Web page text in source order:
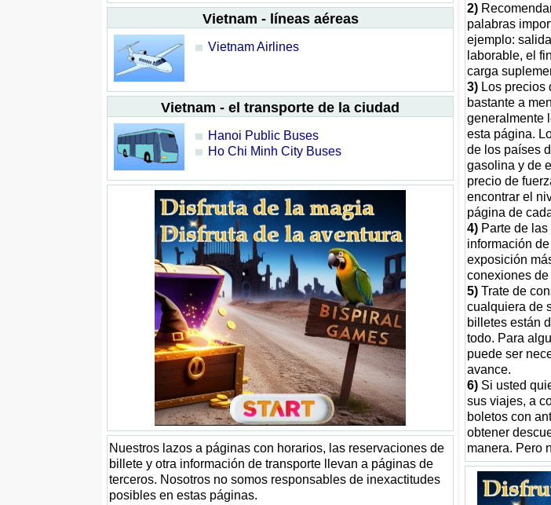
Vietnam - líneas aéreas
Vietnam Airlines
Vietnam - el transporte de la ciudad
Hanoi Public Buses
Ho Chi Minh City Buses
Nuestros lazos a páginas con horarios, las reservaciones de
billete y otra información de transporte llevan a páginas de
terceros. Nosotros no somos responsables de inexactitudes
posibles en estas páginas.
2)
palabras
ejemplo:
laborable, el
carga
3) Los precios
bastante a
generalmente
esta página.
de los países
gasolina y de
precio de
encontrar el
página de
4) Parte de
información
exposición
conexiones de
5) Trate de
cualquiera de
billetes están
todo. Para
puede ser
avance.
6) Si usted
sus viajes, a
boletos con
obtener
manera. Pero